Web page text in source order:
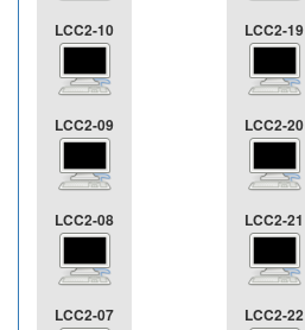
LCC2-10 LCC2-19
LCC2-09 LCC2-20
LCC2-08 LCC2-21
LCC2-07 LCC2-22